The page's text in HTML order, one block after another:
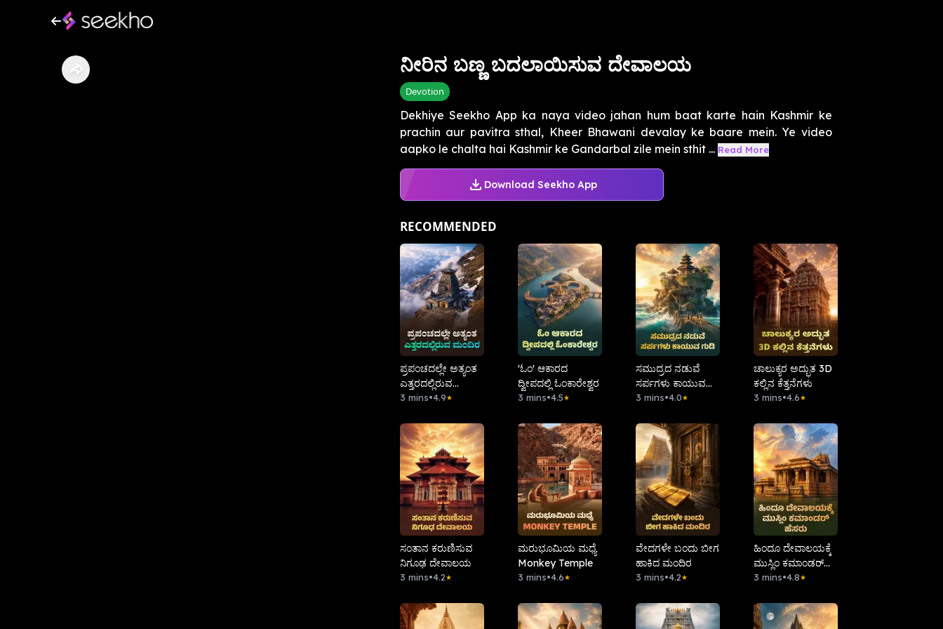
ನೀರಿನ ಬಣ್ಣ ಬದಲಾಯಿಸುವ ದೇವಾಲಯ
Devotion
Dekhiye Seekho App ka naya video jahan hum baat karte hain Kashmir ke
prachin aur pavitra sthal, Kheer Bhawani devalay ke baare mein. Ye video
aapko le chalta hai Kashmir ke Gandarbal zile mein sthit ... Read More
Download Seekho App
RECOMMENDED
ಪ್ರಪಂಚದಲ್ಲೇ ಅತ್ಯಂತ
ಎತ್ತರದಲ್ಲಿರುವ
ಮಂದಿರ
3 mins•4.9★
'ಓಂ' ಆಕಾರದ
ದ್ವೀಪದಲ್ಲಿ ಓಂಕಾರೇಶ್ವರ
3 mins•4.5★
ಸಮುದ್ರದ ನಡುವೆ
ಸರ್ಪಗಳು ಕಾಯುವ
ಗುಡಿ
3 mins•4.0★
ಚಾಲುಕ್ಯರ ಅದ್ಭುತ 3D
ಕಲ್ಲಿನ ಕೆತ್ತನೆಗಳು
3 mins•4.6★
ಸಂತಾನ ಕರುಣಿಸುವ
ನಿಗೂಢ ದೇವಾಲಯ
3 mins•4.2★
ಮರುಭೂಮಿಯ ಮಧ್ಯೆ
Monkey Temple
3 mins•4.6★
ವೇದಗಳೇ ಬಂದು ಬೀಗ
ಹಾಕಿದ ಮಂದಿರ
3 mins•4.2★
ಹಿಂದೂ ದೇವಾಲಯಕ್ಕೆ
ಮುಸ್ಲಿಂ ಕಮಾಂಡರ್
ಹೆಸರು
3 mins•4.8★